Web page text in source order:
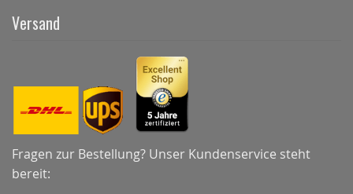
Versand
Fragen zur Bestellung? Unser Kundenservice steht
bereit: